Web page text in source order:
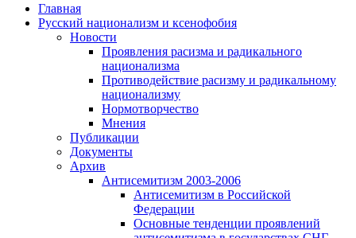
Главная
Русский национализм и ксенофобия
Новости
Проявления расизма и радикального
национализма
Противодействие расизму и радикальному
национализму
Нормотворчество
Мнения
Публикации
Документы
Архив
Антисемитизм 2003-2006
Антисемитизм в Российской
Федерации
Основные тенденции проявлений